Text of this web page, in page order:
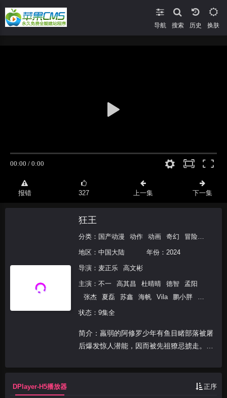
导航 搜索 换肤
报错 327 上一集 下一集
狂王
分类： 国产动漫 动作 动画 奇幻 冒险 国产动
地区： 中国大陆 年份： 2024
导演： 麦正乐 高文彬
主演： 不一 高其昌 杜晴晴 德智
孟阳
张杰
夏磊 苏鑫 海帆 Vila 鹏小胖
王
宇航
黄骥
婷
李丰道 富贵 谢添天 筱筝
柯暮卿
袁国庆
不二平平 小忻 时音 灯果
状态：9集全
简介：羸弱的阿修罗少年有鱼目睹部落被屠
后爆发惊人潜能，因而被先祖獠忌掳走。有
修炼成斗神五感和独特的斗魂之道。完成死
炼后，有鱼与好友时雨重逢，但阿修罗弱肉
DPlayer-H5播放器 正序